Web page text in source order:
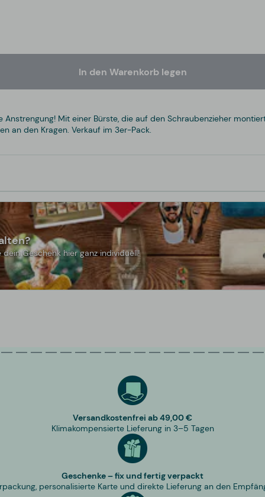
In den Warenkorb legen
Mit einer Bürste, die auf den Schraubenzieher
an den Kragen. Verkauf im 3er-Pack.
Geschenk hier ganz individuell!
Versandkostenfrei ab 49,00 €
Klimakompensierte Lieferung in 3–5 Tagen
Geschenke – fix und fertig verpackt
personalisierte Karte und direkte Lieferung an den